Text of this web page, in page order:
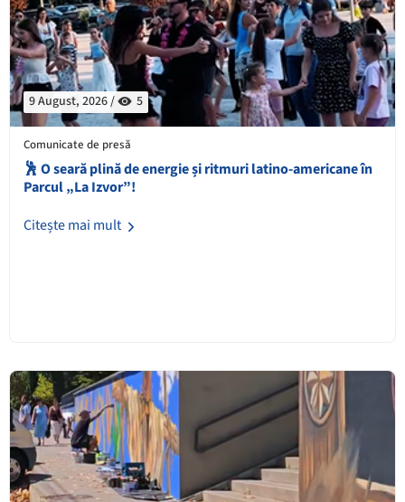
9 August, 2026 / 5
Comunicate de presă
🕺 O seară plină de energie și ritmuri latino-americane în
Parcul „La Izvor”!
Citește mai mult